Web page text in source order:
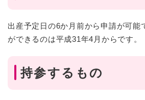
出産予定日の6か月前から申請が可能
ができるのは平成31年4月からです。
持参するもの